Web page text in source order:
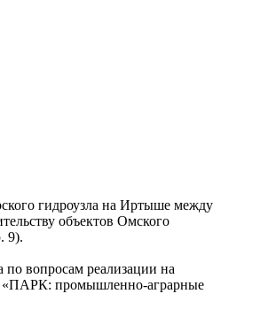
гидроузла на Иртыше между
объектов Омского
9).
по вопросам реализации на
«ПАРК: промышленно-аграрные